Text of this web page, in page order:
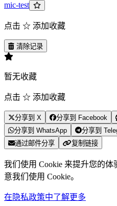
mic-test
点击 ☆ 添加收藏
清除记录
暂无收藏
点击 ☆ 添加收藏
分享到 X 分享到 Facebook
分享到 WhatsApp
分享到
通过邮件分享
复制链接
我们使用 Cookie 来提升您的
意我们使用 Cookie。
在隐私政策中了解更多